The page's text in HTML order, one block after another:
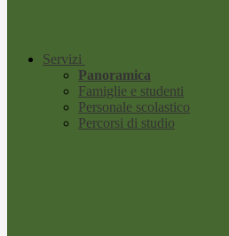
Servizi
Panoramica
Famiglie e studenti
Personale scolastico
Percorsi di studio